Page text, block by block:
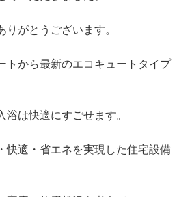
りがとうございます。
トから最新のエコキュートタイプ
は快適にすごせます。
快適・省エネを実現した住宅設備